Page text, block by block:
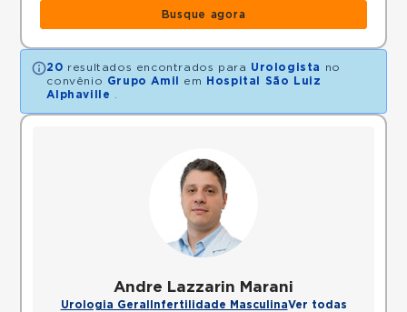
Busque agora
20 resultados encontrados para Urologista
no
convênio Grupo Amil em
Hospital São Luiz
Alphaville
Andre Lazzarin Marani
Urologia Geral Infertilidade MasculinaVer todas